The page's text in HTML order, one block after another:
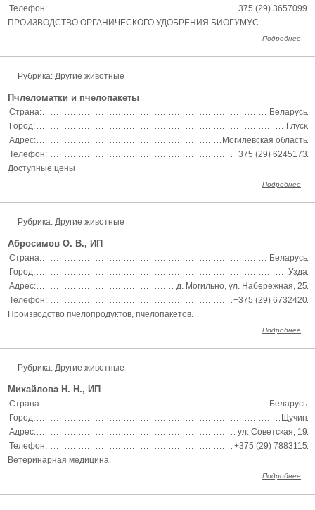
Телефон:
+375 (29) 3657099
ПРОИЗВОДСТВО ОРГАНИЧЕСКОГО УДОБРЕНИЯ БИОГУМУС
Подробнее
Рубрика: Другие животные
Пчлеломатки и пчелопакеты
Страна:
Беларусь
Город:
Глуск
Адрес:
Могилевская область
Телефон:
+375 (29) 6245173
Доступные цены
Подробнее
Рубрика: Другие животные
Абросимов О. В., ИП
Страна:
Беларусь
Город:
Узда
Адрес:
д. Могильно, ул. Набережная, 25
Телефон:
+375 (29) 6732420
Производство пчелопродуктов, пчелопакетов.
Подробнее
Рубрика: Другие животные
Михайлова Н. Н., ИП
Страна:
Беларусь
Город:
Щучин
Адрес:
ул. Советская, 19
Телефон:
+375 (29) 7883115
Ветеринарная медицина.
Подробнее